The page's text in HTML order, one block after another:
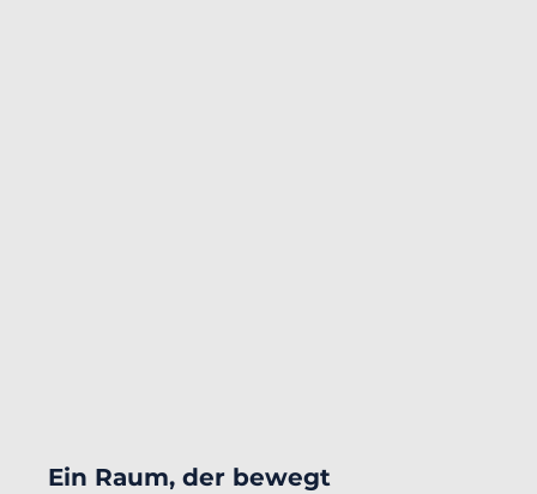
Ein Raum, der bewegt